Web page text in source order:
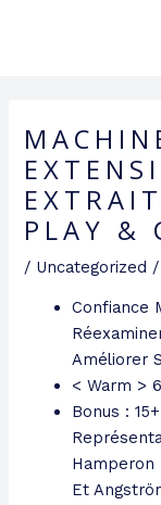
PLAY &
/ Uncategorized
Confiance
Améliorer
< Warm >
Bonus :
Hamperon
Et